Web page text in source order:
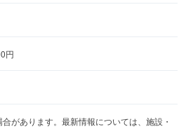
円
があります。最新情報については、施設・